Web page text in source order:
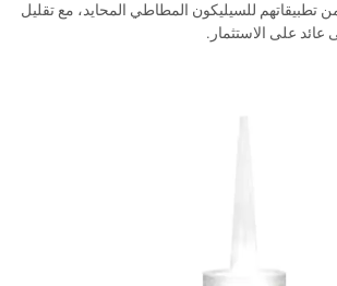
تطبيقاتهم للسيليكون المطاطي المحايد، مع تقليل
على الاستثمار.